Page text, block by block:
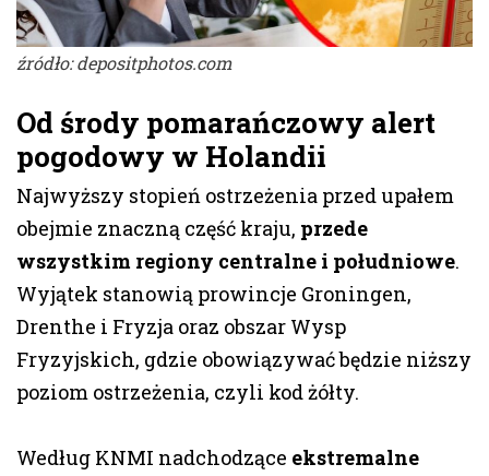
źródło: depositphotos.com
Od środy pomarańczowy alert
pogodowy w Holandii
Najwyższy stopień ostrzeżenia przed upałem
obejmie znaczną część kraju, przede
wszystkim regiony centralne i południowe.
Wyjątek stanowią prowincje Groningen,
Drenthe i Fryzja oraz obszar Wysp
Fryzyjskich, gdzie obowiązywać będzie niższy
poziom ostrzeżenia, czyli kod żółty.
Według KNMI nadchodzące ekstremalne